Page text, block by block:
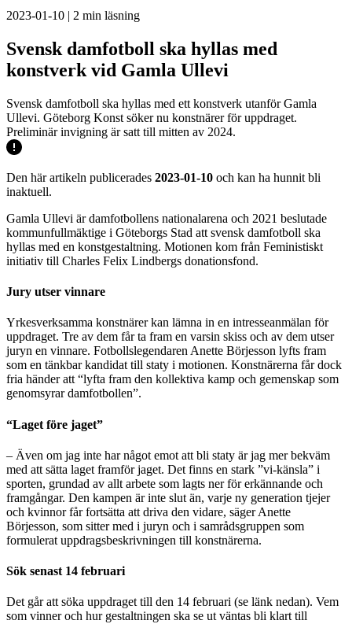
2023-01-10 | 2 min läsning
Svensk damfotboll ska hyllas med
konstverk vid Gamla Ullevi
Svensk damfotboll ska hyllas med ett konstverk utanför Gamla
Ullevi. Göteborg Konst söker nu konstnärer för uppdraget.
Preliminär invigning är satt till mitten av 2024.
Den här artikeln publicerades 2023-01-10 och kan ha hunnit bli
inaktuell.
Gamla Ullevi är damfotbollens nationalarena och 2021 beslutade
kommunfullmäktige i Göteborgs Stad att svensk damfotboll ska
hyllas med en konstgestaltning. Motionen kom från Feministiskt
initiativ till Charles Felix Lindbergs donationsfond.
Jury utser vinnare
Yrkesverksamma konstnärer kan lämna in en intresseanmälan för
uppdraget. Tre av dem får ta fram en varsin skiss och av dem utser
juryn en vinnare. Fotbollslegendaren Anette Börjesson lyfts fram
som en tänkbar kandidat till staty i motionen. Konstnärerna får dock
fria händer att “lyfta fram den kollektiva kamp och gemenskap som
genomsyrar damfotbollen”.
“Laget före jaget”
– Även om jag inte har något emot att bli staty är jag mer bekväm
med att sätta laget framför jaget. Det finns en stark ”vi-känsla” i
sporten, grundad av allt arbete som lagts ner för erkännande och
framgångar. Den kampen är inte slut än, varje ny generation tjejer
och kvinnor får fortsätta att driva den vidare, säger Anette
Börjesson, som sitter med i juryn och i samrådsgruppen som
formulerat uppdragsbeskrivningen till konstnärerna.
Sök senast 14 februari
Det går att söka uppdraget till den 14 februari (se länk nedan). Vem
som vinner och hur gestaltningen ska se ut väntas bli klart till